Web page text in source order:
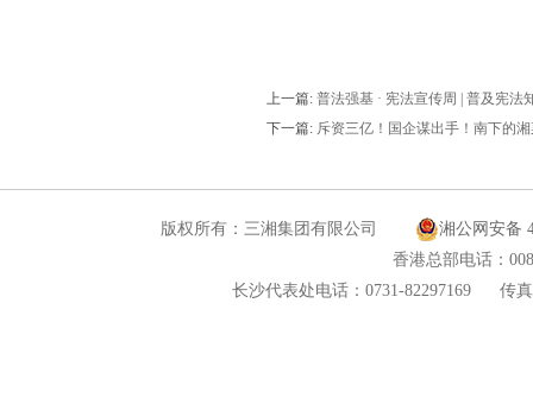
上一篇: 普法强基 · 宪法宣传周 | 普及宪法
下一篇: 斥资三亿！国企谋出手！南下的湘
版权所有：三湘集团有限公司
湘公网安备
香港总部电话：
长沙代表处电话：0731-82297169
传